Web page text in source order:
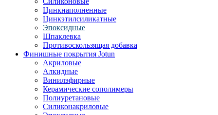
Цинкнаполненные
Цинкэтилсиликатные
Эпоксидные
Шпаклевка
Противоскользящая добавка
Финишные покрытия Jotun
Акриловые
Алкидные
Винилэфирные
Керамические сополимеры
Полиуретановые
Силиконакриловые